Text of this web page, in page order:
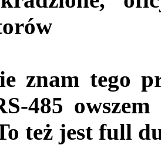
znam tego
485
też jest full